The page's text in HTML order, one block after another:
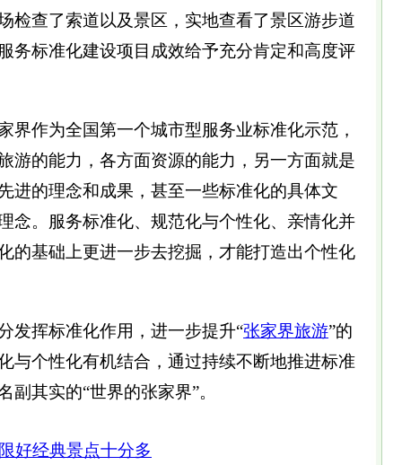
检查了索道以及景区，实地查看了景区游步道
务标准化建设项目成效给予充分肯定和高度评
为全国第一个城市型服务业标准化示范，
游的能力，各方面资源的能力，另一方面就是
进的理念和成果，甚至一些标准化的具体文
念。服务标准化、规范化与个性化、亲情化并
的基础上更进一步去挖掘，才能打造出个性化
挥标准化作用，进一步提升“张家界旅游”的
与个性化有机结合，通过持续不断地推进标准
其实的“世界的张家界”。
好经典景点十分多